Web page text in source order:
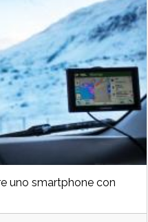
uno smartphone con